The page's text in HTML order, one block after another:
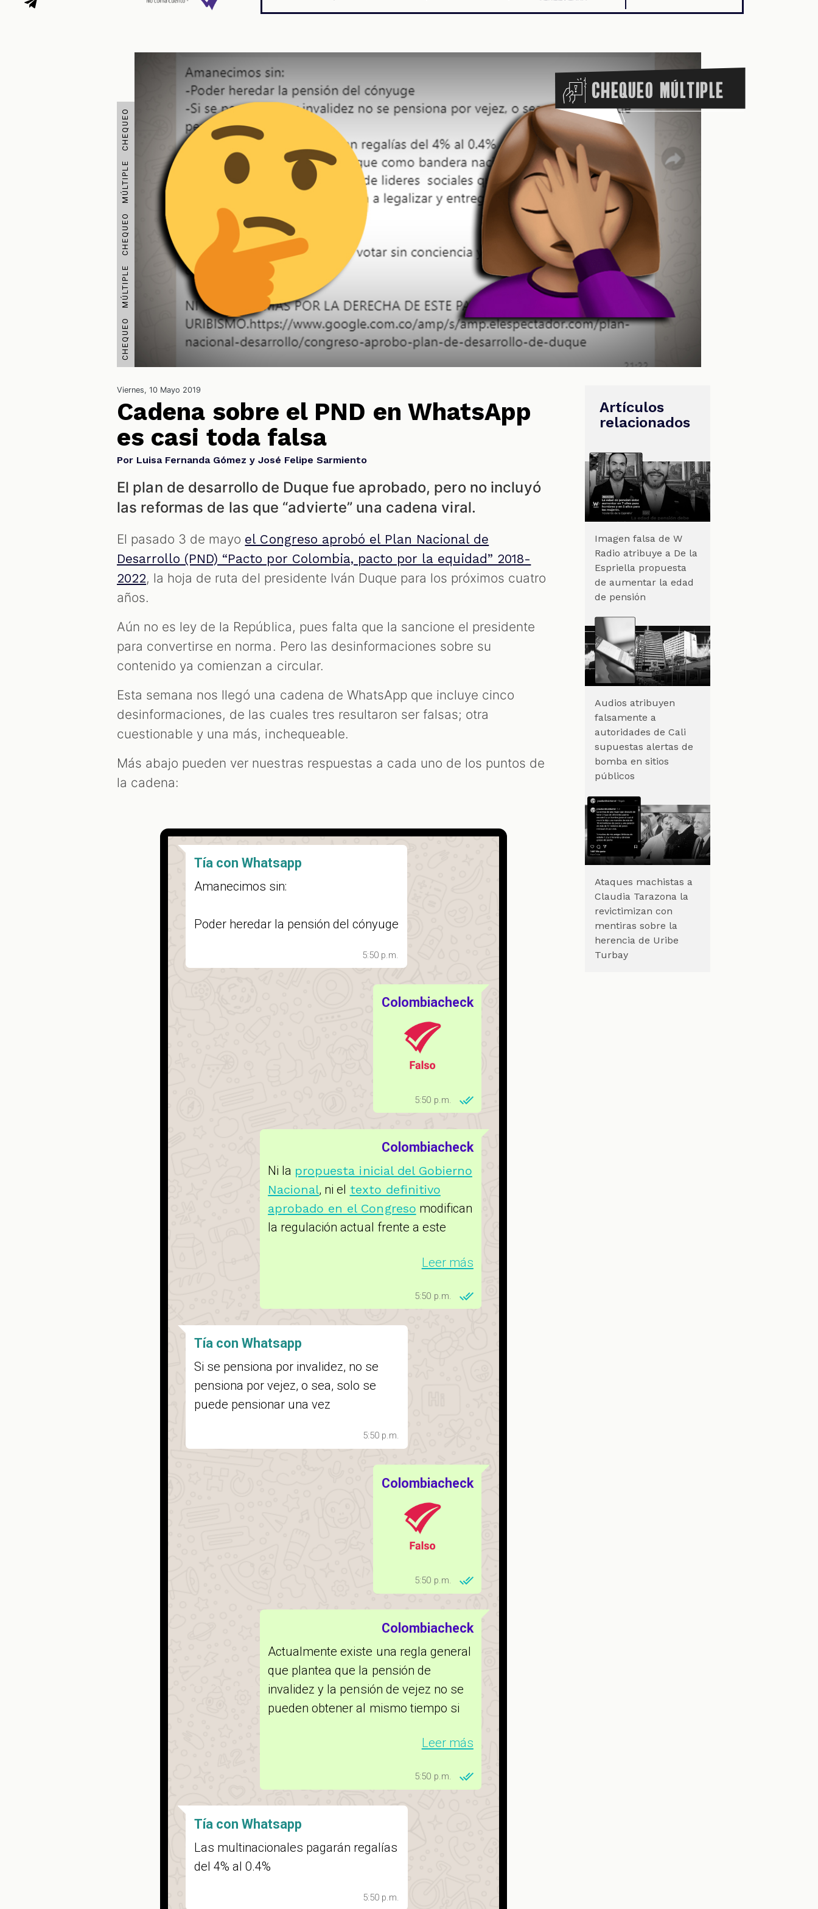
Chequeo Múltiple
Viernes, 10 Mayo 2019
Cadena sobre el PND en WhatsApp
es casi toda falsa
Por Luisa Fernanda Gómez y José Felipe Sarmiento
El plan de desarrollo de Duque fue aprobado, pero no incluyó
las reformas de las que “advierte” una cadena viral.
El pasado 3 de mayo el Congreso aprobó el Plan Nacional de
Desarrollo (PND) “Pacto por Colombia, pacto por la equidad” 2018-
2022, la hoja de ruta del presidente Iván Duque para los próximos cuatro
años.
Aún no es ley de la República, pues falta que la sancione el presidente
para convertirse en norma. Pero las desinformaciones sobre su
contenido ya comienzan a circular.
Esta semana nos llegó una cadena de WhatsApp que incluye cinco
desinformaciones, de las cuales tres resultaron ser falsas; otra
cuestionable y una más, inchequeable.
Más abajo pueden ver nuestras respuestas a cada uno de los puntos de
la cadena:
Tía con Whatsapp
Amanecimos sin:
Poder heredar la pensión del cónyuge
5:50 p.m.
Colombiacheck
5:50 p.m.
Colombiacheck
Ni la propuesta inicial del Gobierno
Nacional, ni el texto definitivo
aprobado en el Congreso modifican
la regulación actual frente a este
Administradoras de Fondos de
Pensiones y de Cesantía
(Asofondos), y con Iván Jaramillo,
investigador del Observatorio Laboral
de la Universidad del Rosario.
compañera o compañero
permanente” de heredar la pensión
como está consignado en elartículo
47 de la Ley 100 de 1993.
Leer más
5:50 p.m.
Tía con Whatsapp
Si se pensiona por invalidez, no se
pensiona por vejez, o sea, solo se
puede pensionar una vez
5:50 p.m.
Colombiacheck
5:50 p.m.
Colombiacheck
Actualmente existe una regla general
que plantea que la pensión de
invalidez y la pensión de vejez no se
pueden obtener al mismo tiempo si
sí cuando provienen de una causa
Es decir, si un trabajador resulta con
un problema de salud ocasionado por
cuenta del empleo que desempeña,
puede obtener las dos pensiones.
ver con el trabajo, las pensiones son
Leer más
5:50 p.m.
Tía con Whatsapp
Las multinacionales pagarán regalías
del 4% al 0.4%
5:50 p.m.
Artículos
relacionados
Imagen falsa de W
Radio atribuye a De la
Espriella propuesta
de aumentar la edad
de pensión
Audios atribuyen
falsamente a
autoridades de Cali
supuestas alertas de
bomba en sitios
públicos
Ataques machistas a
Claudia Tarazona la
revictimizan con
mentiras sobre la
herencia de Uribe
Turbay